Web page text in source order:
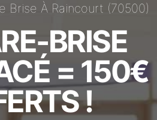
Brise À Raincourt (70500)
BRISE
= 150€
!